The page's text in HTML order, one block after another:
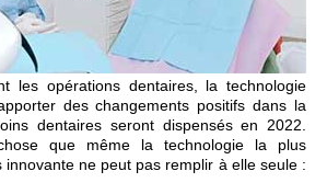
les opérations dentaires, la technologie
des changements positifs dans la
dentaires seront dispensés en 2022.
que même la technologie la plus
innovante ne peut pas remplir à elle seule :